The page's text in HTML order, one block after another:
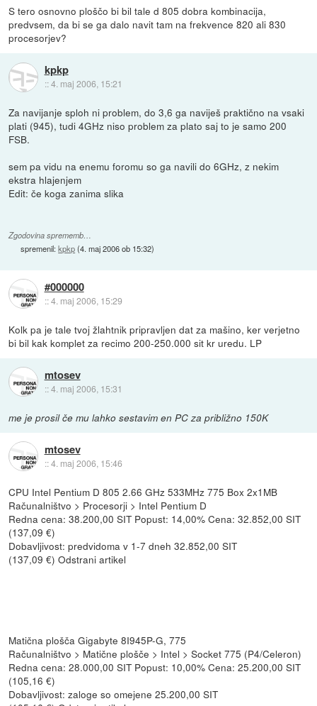
S tero osnovno ploščo bi bil tale d 805 dobra kombinacija,
predvsem, da bi se ga dalo navit tam na frekvence 820 ali 830
procesorjev?
kpkp
::4. maj 2006, 15:21
Za navijanje sploh ni problem, do 3,6 ga naviješ praktično na vsaki
plati (945), tudi 4GHz niso problem za plato saj to je samo 200
FSB.
sem pa vidu na enemu foromu so ga navili do 6GHz, z nekim
ekstra hlajenjem
Edit: če koga zanima slika
Zgodovina sprememb…
spremenil:kpkp(4. maj 2006 ob 15:32)
#000000
::4. maj 2006, 15:29
Kolk pa je tale tvoj žlahtnik pripravljen dat za mašino, ker verjetno
bi bil kak komplet za recimo 200-250.000 sit kr uredu. LP
mtosev
::4. maj 2006, 15:31
me je prosil če mu lahko sestavim en PC za približno 150K
mtosev
::4. maj 2006, 15:46
CPU Intel Pentium D 805 2.66 GHz 533MHz 775 Box 2x1MB
Računalništvo > Procesorji > Intel Pentium D
Redna cena: 38.200,00 SIT Popust: 14,00% Cena: 32.852,00 SIT
(137,09 €)
Dobavljivost: predvidoma v 1-7 dneh 32.852,00 SIT
(137,09 €) Odstrani artikel
Matična plošča Gigabyte 8I945P-G, 775
Računalništvo > Matične plošče > Intel > Socket 775 (P4/Celeron)
Redna cena: 28.000,00 SIT Popust: 10,00% Cena: 25.200,00 SIT
(105,16 €)
Dobavljivost: zaloge so omejene 25.200,00 SIT